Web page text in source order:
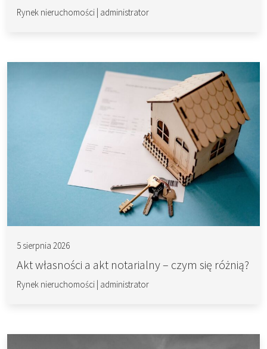
Rynek nieruchomości| administrator
5 sierpnia 2026
Akt własności a akt notarialny – czym się różnią?
Rynek nieruchomości| administrator